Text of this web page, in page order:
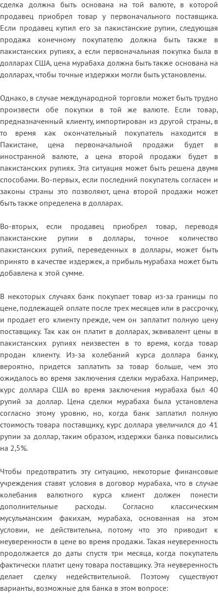
сделка должна быть основана на той валюте, в которой
продавец приобрел товар у первоначального поставщика.
Если продавец купил его за пакистанские рупии, следующая
продажа конечному покупателю должна быть также в
пакистанских рупиях, а если первоначальная покупка была в
долларах США, цена мурабаха должна быть также основана на
долларах, чтобы точные издержки могли быть установлены.
Однако, в случае международной торговли может быть трудно
произвести обе покупки в той же валюте. Если товар,
предназначенный клиенту, импортирован из другой страны, в
то время как окончательный покупатель находится в
Пакистане, цена первоначальной продажи будет в
иностранной валюте, а цена второй продажи будет в
пакистанских рупиях. Эта ситуация может быть решена двумя
способами. Во-первых, если последний покупатель согласен и
законы страны это позволяют, цена второй продажи может
быть также определена в долларах.
Во-вторых, если продавец приобрел товар, переводя
пакистанские рупии в доллары, точное количество
пакистанских рупий, переведенных в доллары, может быть
принято в качестве издержек, а прибыль мурабаха может быть
добавлена к этой сумме.
В некоторых случаях банк покупает товар из-за границы по
цене, подлежащей оплате после трех месяцев или в рассрочку,
и продает его клиенту прежде, чем он заплатит полную цену
поставщику. Так как он платит в долларах, эквивалент цены в
пакистанских рупиях неизвестен в то время, когда товар
продан клиенту. Из-за колебаний курса доллара банку,
вероятно, придется заплатить за товар больше, чем это
ожидалось во время заключения сделки мурабаха. Например,
курс доллара США во время заключения мурабаха был 40
рупий за доллар. Цена сделки мурабаха была установлена
согласно этому уровню, но, когда банк заплатил полную
стоимость товара поставщику, курс доллара увеличился до 41
рупии за доллар, таким образом, издержки банка повысились
на 2,5%.
Чтобы предотвратить эту ситуацию, некоторые финансовые
учреждения ставят условия в договор мурабаха, что в случае
колебания валютного курса клиент должен понести
дополнительные расходы. Согласно классическим
мусульманским факихам, мурабаха, основанная на этом
условии, не действительна, потому что это приводит к
неуверенности в цене во время продажи. Такая неуверенность
продолжается до даты спустя три месяца, когда покупатель
фактически платит цену товара поставщику. Эта неуверенность
делает сделку недействительной. Поэтому существуют
варианты, возможные для банка в этом вопросе: